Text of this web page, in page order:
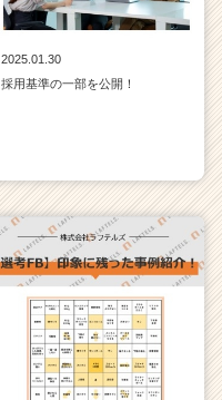
2025.01.30
採用基準の一部を公開！